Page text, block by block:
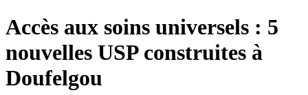
Accès aux soins universels : 5
nouvelles USP construites à
Doufelgou